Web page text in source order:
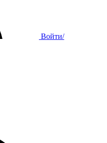
Войти/